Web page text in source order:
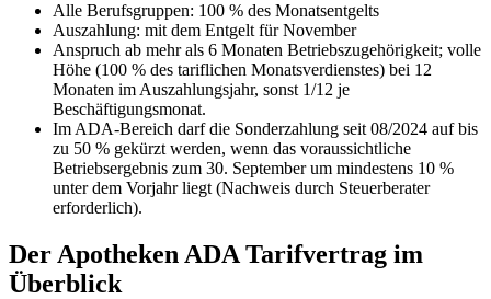
Alle Berufsgruppen: 100 % des Monatsentgelts
Auszahlung: mit dem Entgelt fürNovember
Anspruch ab mehr als 6 Monaten Betriebszugehörigkeit; volle
Höhe (100 % des tariflichen Monatsverdienstes) bei 12
Monaten im Auszahlungsjahr, sonst 1/12 je
Beschäftigungsmonat.
Im ADA-Bereich darf die Sonderzahlung seit 08/2024 auf bis
zu 50 % gekürzt werden, wenn das voraussichtliche
Betriebsergebnis zum 30. September um mindestens 10 %
unter dem Vorjahr liegt (Nachweis durch Steuerberater
erforderlich).
Der Apotheken ADA Tarifvertrag im
Überblick